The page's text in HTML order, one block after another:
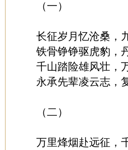
（一）
长征岁月忆沧桑，
铁骨铮铮驱虎豹，
千山踏险雄风壮，
永承先辈凌云志，
（二）
万里烽烟赴远征，